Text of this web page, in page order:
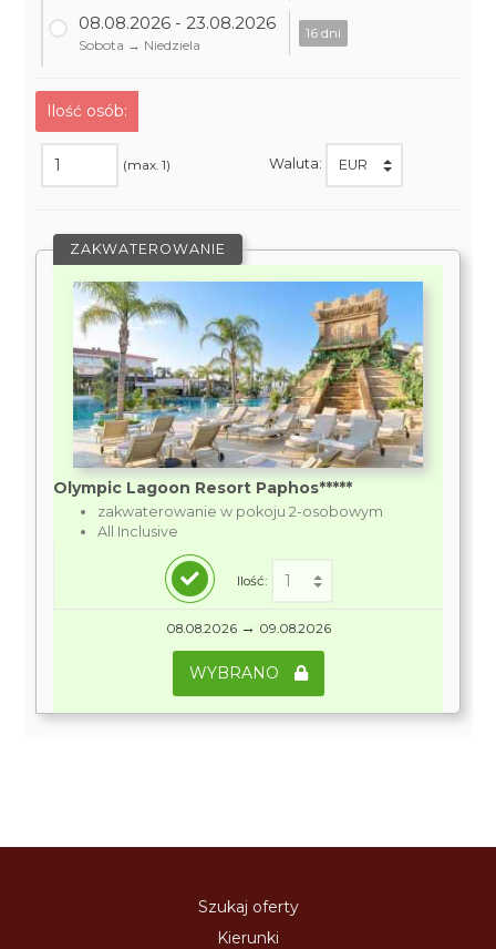
08.08.2026 - 23.08.2026
Sobota → Niedziela
16 dni
Ilość osób:
(max. 1) Waluta:
ZAKWATEROWANIE
Olympic Lagoon Resort Paphos*****
zakwaterowanie w pokoju 2-osobowym
All Inclusive
Ilość:
08.08.2026 → 09.08.2026
WYBRANO
Szukaj oferty
Kierunki